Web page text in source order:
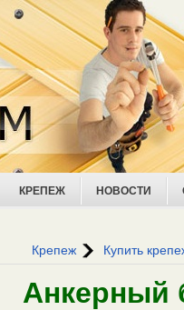
КРЕПЕЖ НОВОСТИ
Крепеж Купить
Анкерный